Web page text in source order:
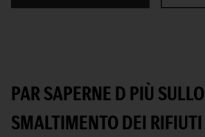
PAR SAPERNE D PIÙ SULLO
SMALTIMENTO DEI RIFIUTI